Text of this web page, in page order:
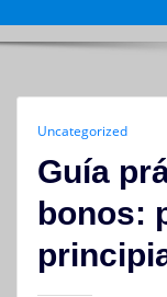
Uncategorized
Guía
bonos: